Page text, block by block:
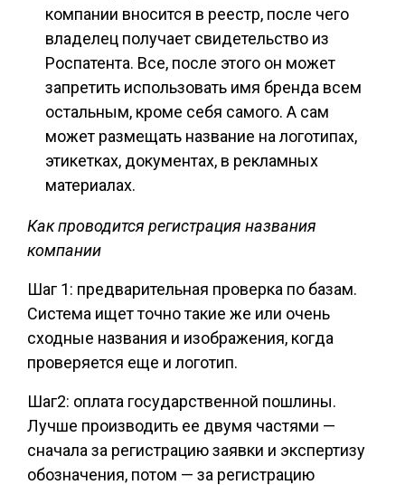
компании вносится в реестр, после чего
владелец получает свидетельство из
Роспатента. Все, после этого он может
запретить использовать имя бренда всем
остальным, кроме себя самого. А сам
может размещать название на логотипах,
этикетках, документах, в рекламных
материалах.
Как проводится регистрация названия
компании
Шаг 1: предварительная проверка по базам.
Система ищет точно такие же или очень
сходные названия и изображения, когда
проверяется еще и логотип.
Шаг2: оплата государственной пошлины.
Лучше производить ее двумя частями —
сначала за регистрацию заявки и экспертизу
обозначения, потом — за регистрацию